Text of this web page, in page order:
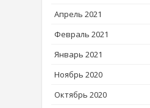
Апрель 2021
Февраль 2021
Январь 2021
Ноябрь 2020
Октябрь 2020